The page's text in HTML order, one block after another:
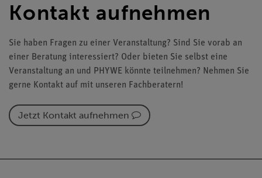
Kontakt aufnehmen
Sie haben Fragen zu einer Veranstaltung? Sind Sie vorab an
einer Beratung interessiert? Oder bieten Sie selbst eine
Veranstaltung an und PHYWE könnte teilnehmen? Nehmen Sie
gerne Kontakt auf mit unseren Fachberatern!
Jetzt Kontakt aufnehmen